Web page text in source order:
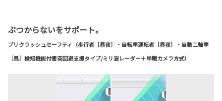
ぶつからないをサポート。
プリクラッシュセーフティ（歩行者［昼夜］・自転車運転者［昼夜］・自動二輪車
［昼］検知機能付衝突回避支援タイプ/ミリ波レーダー＋単眼カメラ方式）